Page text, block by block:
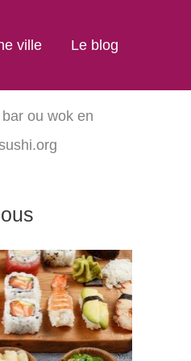
ville Le blog
ou wok en